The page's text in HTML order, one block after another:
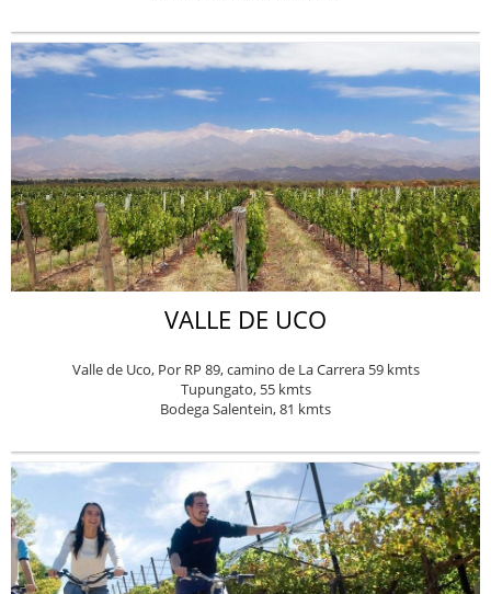
VALLE DE UCO
Valle de Uco, Por RP 89, camino de La Carrera 59 kmts
Tupungato, 55 kmts
Bodega Salentein, 81 kmts